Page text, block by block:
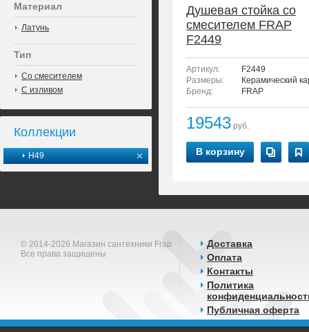
Материал
Латунь
Тип
Со смесителем
С изливом
Коллекции
H49
Душевая стойка со
смесителем FRAP
F2449
Артикул:
F2449
Размеры:
Керамический
Бренд:
FRAP
19543 руб.
В корзину
© 2014-2026 Магазин сантехники Frap
Все права защищены
Доставка
Оплата
Контакты
Политика
Публичная оферта